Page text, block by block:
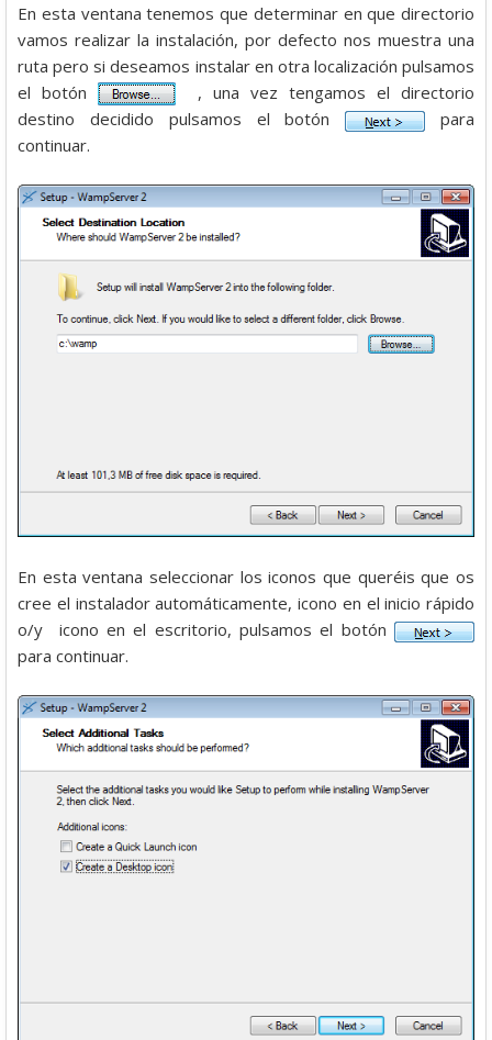
En esta ventana tenemos que determinar en que directorio
vamos realizar la instalación, por defecto nos muestra una
ruta pero si deseamos instalar en otra localización pulsamos
el botón
, una vez tengamos el directorio
destino decidido pulsamos el botón
para
continuar.
En esta ventana seleccionar los iconos que queréis que os
cree el instalador automáticamente, icono en el inicio rápido
o/y icono en el escritorio, pulsamos el botón
para continuar.